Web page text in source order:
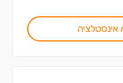
אינסטלציה